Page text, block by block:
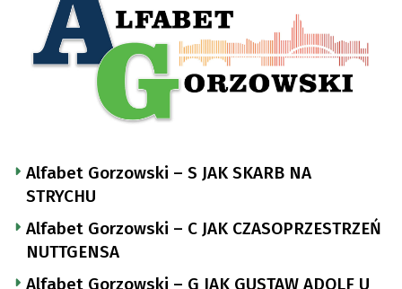
Alfabet Gorzowski – S JAK SKARB NA
STRYCHU
Alfabet Gorzowski – C JAK CZASOPRZESTRZEŃ
NUTTGENSA
Alfabet Gorzowski – G JAK GUSTAW ADOLF U